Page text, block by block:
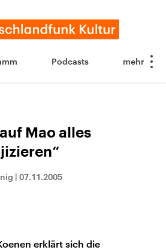
Podcasts
Mao alles
| 07.11.2005
erklärt sich die